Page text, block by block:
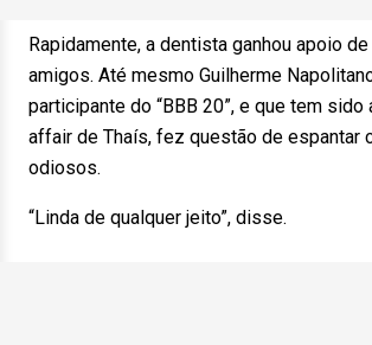
Rapidamente, a dentista ganhou apoio
amigos. Até mesmo Guilherme
participante do “BBB 20”, e que tem
affair de Thaís, fez questão de espantar
odiosos.
“Linda de qualquer jeito”, disse.